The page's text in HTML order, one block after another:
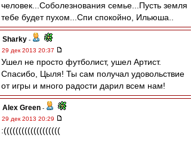
человек...Соболезнования семье...Пусть земля
тебе будет пухом...Спи спокойно, Ильюша..
Sharky -
29 дек 2013 20:37
Ушел не просто футболист, ушел Артист.
Спасибо, Цыля! Ты сам получал удовольствие
от игры и много радости дарил всем нам!
Alex Green -
29 дек 2013 20:29
:(((((((((((((((((((